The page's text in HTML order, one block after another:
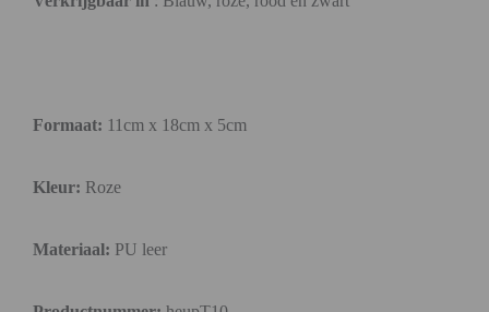
Formaat: 11cm x 18cm x 5cm
Kleur: Roze
Materiaal: PU leer